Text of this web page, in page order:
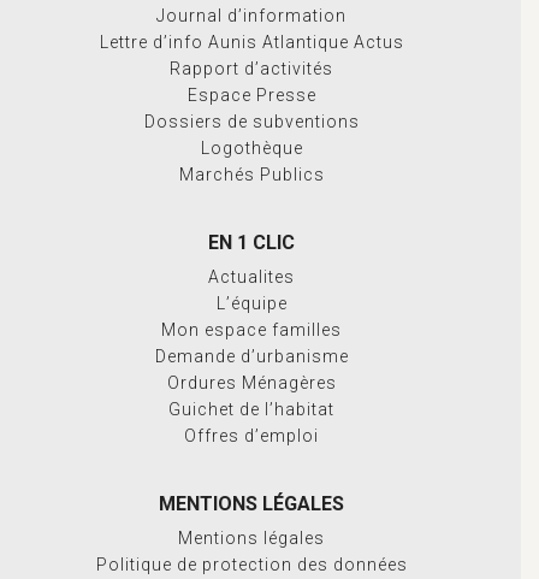
Journal d’information
Lettre d’info Aunis Atlantique Actus
Rapport d’activités
Espace Presse
Dossiers de subventions
Logothèque
Marchés Publics
EN 1 CLIC
Actualites
L’équipe
Mon espace familles
Demande d’urbanisme
Ordures Ménagères
Guichet de l’habitat
Offres d’emploi
MENTIONS LÉGALES
Mentions légales
Politique de protection des données